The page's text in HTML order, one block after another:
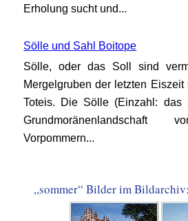
Erholung sucht und...
Sölle und Sahl Boitope
Sölle, oder das Soll sind
Mergelgruben der letzten
Toteis. Die Sölle (Einzahl:
Grundmoränenlandschaft
Vorpommern...
„sommer“ Bilder im Bildarchiv: